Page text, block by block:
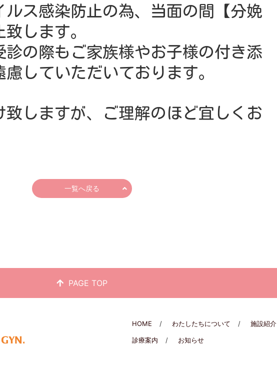
ルス感染防止の為、当面の間【分娩
します。
の際もご家族様やお子様の付き添
していただいております。
致しますが、ご理解のほど宜しくお
一覧へ戻る
PAGE TOP
HOME わたしたちについて 施設紹介
診療案内 お知らせ